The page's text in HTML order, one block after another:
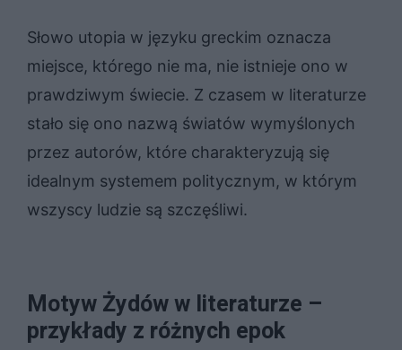
Słowo utopia w języku greckim oznacza
miejsce, którego nie ma, nie istnieje ono w
prawdziwym świecie. Z czasem w literaturze
stało się ono nazwą światów wymyślonych
przez autorów, które charakteryzują się
idealnym systemem politycznym, w którym
wszyscy ludzie są szczęśliwi.
Motyw Żydów w literaturze –
przykłady z różnych epok